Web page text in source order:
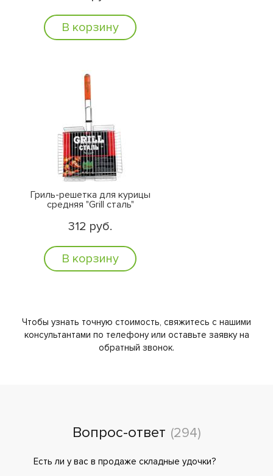
В корзину
Гриль-решетка для курицы
средняя "Grill сталь"
312 руб.
В корзину
Чтобы узнать точную стоимость, свяжитесь с нашими
консультантами по телефону или оставьте заявку на
обратный звонок.
Вопрос-ответ (294)
Есть ли у вас в продаже складные удочки?